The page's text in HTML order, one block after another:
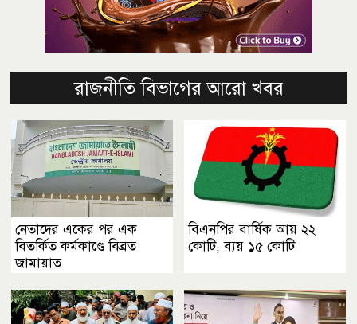
রাজনীতি বিভাগের আরো খবর
নেতাদের একের পর এক
বিতর্কিত কর্মকাণ্ডে বিব্রত
জামায়াত
বিএনপির বার্ষিক আয় ২২
কোটি, ব্যয় ১৫ কোটি